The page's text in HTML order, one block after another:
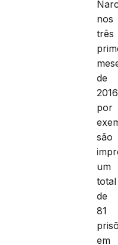
nos
três
de
por
são
um
total
de
81
em